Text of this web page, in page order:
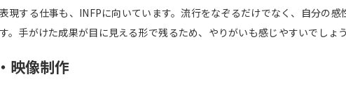
現する仕事も、INFPに向いています。流行をなぞるだけでなく、自分の
。手がけた成果が目に見える形で残るため、やりがいも感じやすいでしょう
映像制作